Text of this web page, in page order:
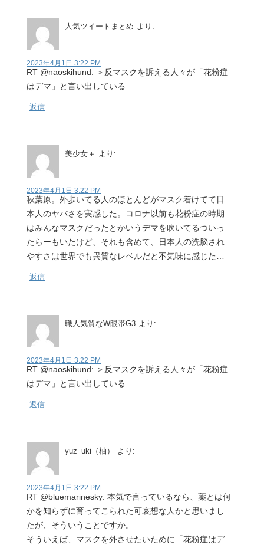
人気ツイートまとめ より:
2023年4月1日 3:22 PM
RT @naoskihund: ＞反マスクを訴える人々が「花粉症
はデマ」と言い出している
返信
美少女＋ より:
2023年4月1日 3:22 PM
秋葉原。外歩いてる人のほとんどがマスク着けてて日
本人のヤバさを実感した。コロナ以前も花粉症の時期
はみんなマスクだったとかいうデマを吹いてるついっ
たらーもいたけど、それも含めて、日本人の洗脳され
やすさは世界でも異質なレベルだと不気味に感じた…
返信
職人気質なW眼帯G3 より:
2023年4月1日 3:22 PM
RT @naoskihund: ＞反マスクを訴える人々が「花粉症
はデマ」と言い出している
返信
yuz_uki（柚） より:
2023年4月1日 3:22 PM
RT @bluemarinesky: 本気で言っているなら、薬とは何
かを知らずに育ってこられた可哀想な人かと思いまし
たが、そういうことですか。
そういえば、マスクを外させたいために「花粉症はデ